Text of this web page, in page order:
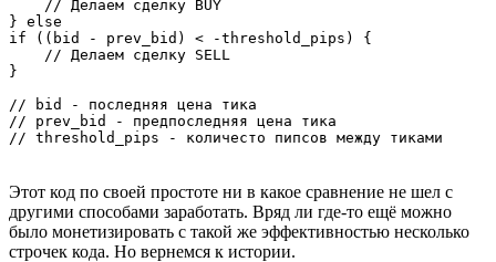
    // Делаем сделку BUY
} else
if ((bid - prev_bid) < -threshold_pips) {
    // Делаем сделку SELL
}
// bid - последняя цена тика
// prev_bid - предпоследняя цена тика
// threshold_pips - количесто пипсов между тиками
Этот код по своей простоте ни в какое сравнение не шел с
другими способами заработать. Вряд ли где-то ещё можно
было монетизировать с такой же эффективностью несколько
строчек кода. Но вернемся к истории.